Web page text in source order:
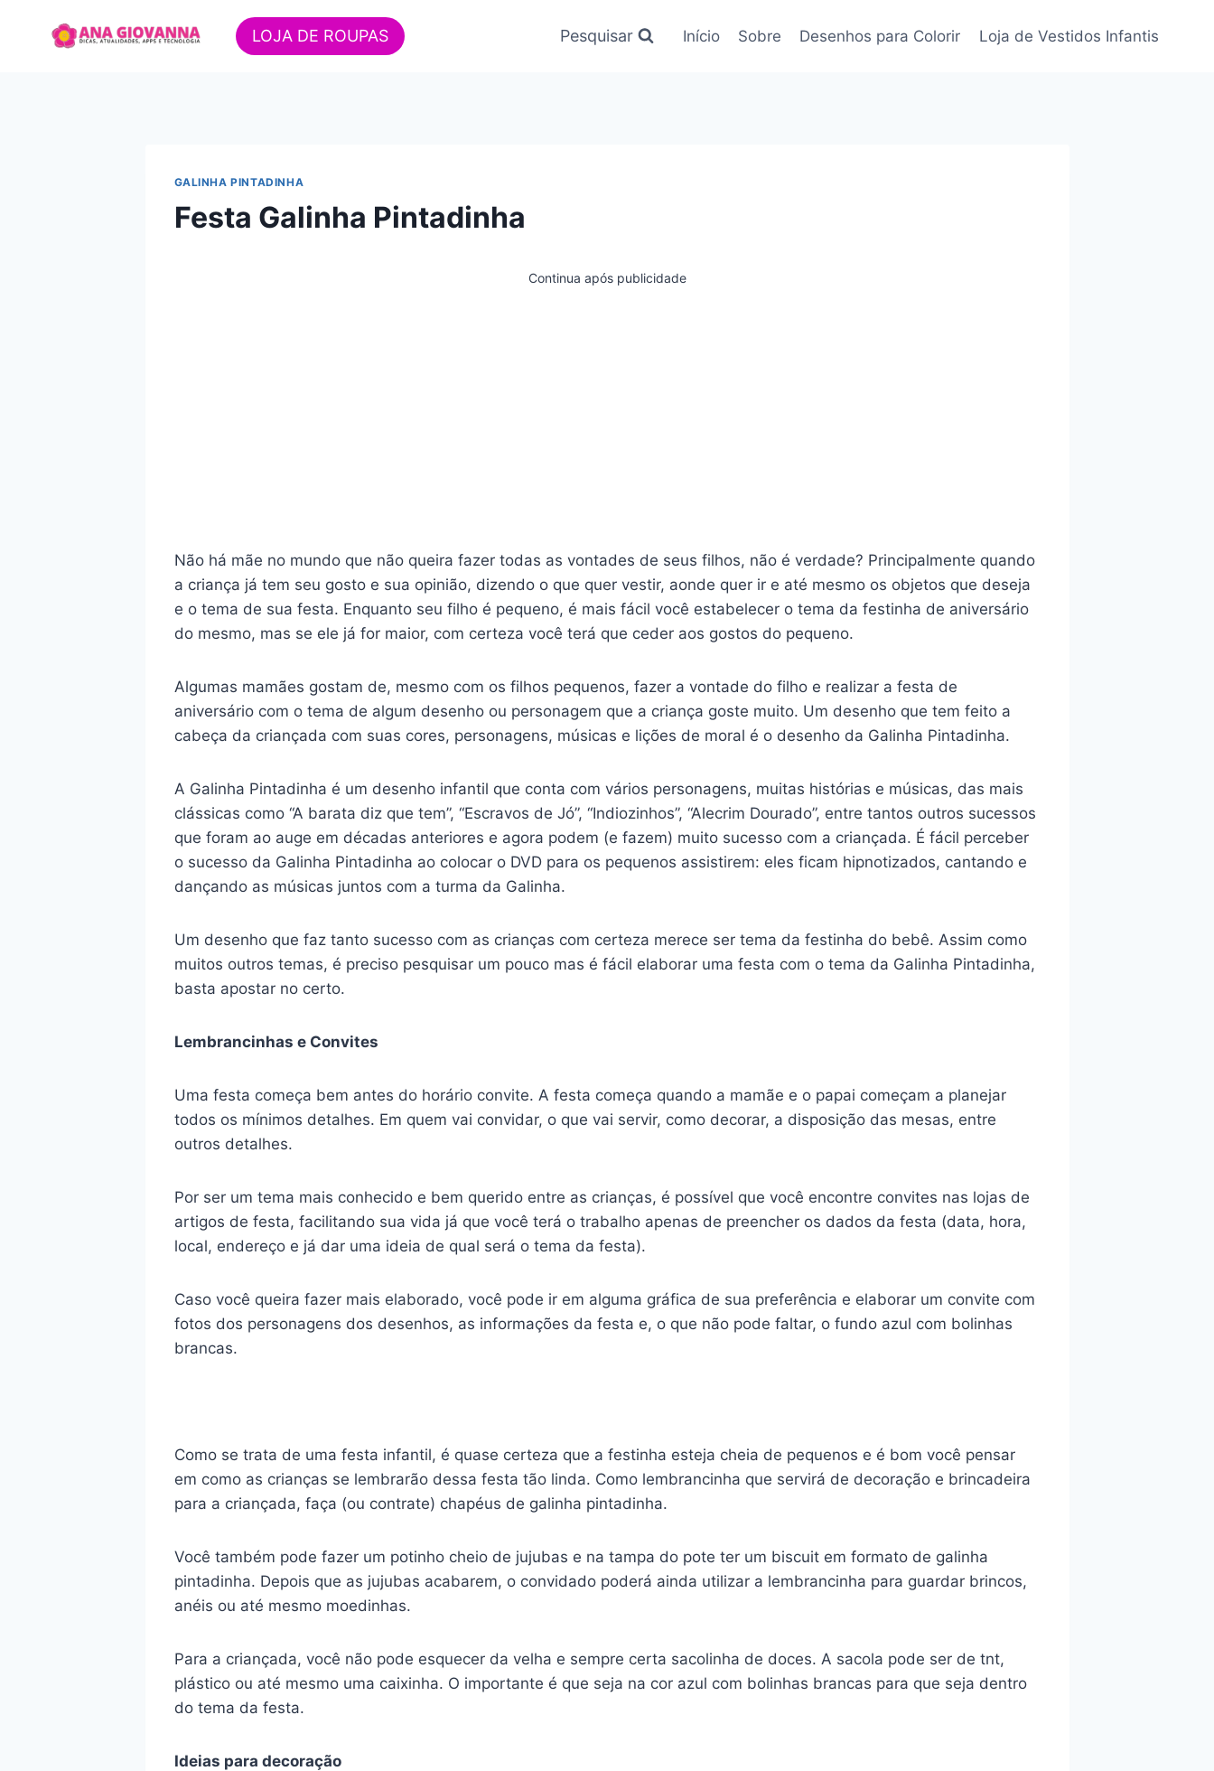
LOJA DE ROUPAS Pesquisar Início Sobre Desenhos para Colorir Loja de Vestidos Infantis
GALINHA PINTADINHA
Festa Galinha Pintadinha
Continua após publicidade
Não há mãe no mundo que não queira fazer todas as vontades de seus filhos, não é verdade? Principalmente quando
a criança já tem seu gosto e sua opinião, dizendo o que quer vestir, aonde quer ir e até mesmo os objetos que deseja
e o tema de sua festa. Enquanto seu filho é pequeno, é mais fácil você estabelecer o tema da festinha de aniversário
do mesmo, mas se ele já for maior, com certeza você terá que ceder aos gostos do pequeno.
Algumas mamães gostam de, mesmo com os filhos pequenos, fazer a vontade do filho e realizar a festa de
aniversário com o tema de algum desenho ou personagem que a criança goste muito. Um desenho que tem feito a
cabeça da criançada com suas cores, personagens, músicas e lições de moral é o desenho da Galinha Pintadinha.
A Galinha Pintadinha é um desenho infantil que conta com vários personagens, muitas histórias e músicas, das mais
clássicas como “A barata diz que tem”, “Escravos de Jó”, “Indiozinhos”, “Alecrim Dourado”, entre tantos outros sucessos
que foram ao auge em décadas anteriores e agora podem (e fazem) muito sucesso com a criançada. É fácil perceber
o sucesso da Galinha Pintadinha ao colocar o DVD para os pequenos assistirem: eles ficam hipnotizados, cantando e
dançando as músicas juntos com a turma da Galinha.
Um desenho que faz tanto sucesso com as crianças com certeza merece ser tema da festinha do bebê. Assim como
muitos outros temas, é preciso pesquisar um pouco mas é fácil elaborar uma festa com o tema da Galinha Pintadinha,
basta apostar no certo.
Lembrancinhas e Convites
Uma festa começa bem antes do horário convite. A festa começa quando a mamãe e o papai começam a planejar
todos os mínimos detalhes. Em quem vai convidar, o que vai servir, como decorar, a disposição das mesas, entre
outros detalhes.
Por ser um tema mais conhecido e bem querido entre as crianças, é possível que você encontre convites nas lojas de
artigos de festa, facilitando sua vida já que você terá o trabalho apenas de preencher os dados da festa (data, hora,
local, endereço e já dar uma ideia de qual será o tema da festa).
Caso você queira fazer mais elaborado, você pode ir em alguma gráfica de sua preferência e elaborar um convite com
fotos dos personagens dos desenhos, as informações da festa e, o que não pode faltar, o fundo azul com bolinhas
brancas.
Como se trata de uma festa infantil, é quase certeza que a festinha esteja cheia de pequenos e é bom você pensar
em como as crianças se lembrarão dessa festa tão linda. Como lembrancinha que servirá de decoração e brincadeira
para a criançada, faça (ou contrate) chapéus de galinha pintadinha.
Você também pode fazer um potinho cheio de jujubas e na tampa do pote ter um biscuit em formato de galinha
pintadinha. Depois que as jujubas acabarem, o convidado poderá ainda utilizar a lembrancinha para guardar brincos,
anéis ou até mesmo moedinhas.
Para a criançada, você não pode esquecer da velha e sempre certa sacolinha de doces. A sacola pode ser de tnt,
plástico ou até mesmo uma caixinha. O importante é que seja na cor azul com bolinhas brancas para que seja dentro
do tema da festa.
Ideias para decoração